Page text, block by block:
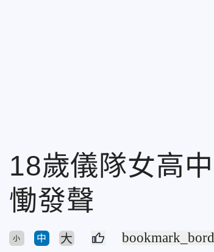
18歲儀隊女高
慟發聲
小 中 大